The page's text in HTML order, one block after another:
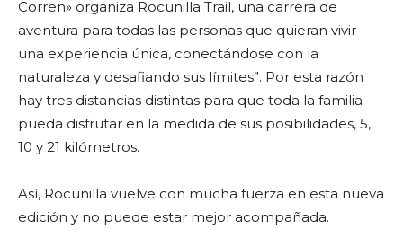
Corren» organiza Rocunilla Trail, una carrera de
aventura para todas las personas que quieran vivir
una experiencia única, conectándose con la
naturaleza y desafiando sus límites”. Por esta razón
hay tres distancias distintas para que toda la familia
pueda disfrutar en la medida de sus posibilidades, 5,
10 y 21 kilómetros.
Así, Rocunilla vuelve con mucha fuerza en esta nueva
edición y no puede estar mejor acompañada.